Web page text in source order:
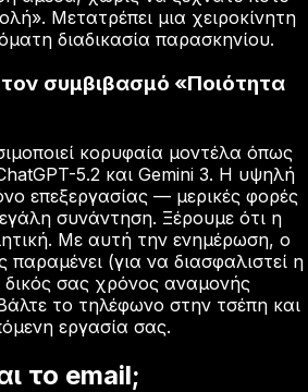
Μετατρέπει μια χειροκίνητη
διαδικασία παρασκηνίου.
συμβιβασμό «Ποιότητα
κορυφαία μοντέλα όπως
5.2 και Gemini 3. Η υψηλή
επεξεργασίας — μερικές φορές
συνάντηση. Ξέρουμε ότι η
Με αυτή την ενημέρωση, ο
παραμένει (για να διασφαλιστεί η
σας χρόνος αναμονής
το τηλέφωνο στην τσέπη και
εργασία σας.
το email;